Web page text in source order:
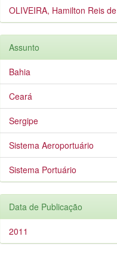
OLIVEIRA, Hamilton Reis de
Assunto
Bahia
Ceará
Sergipe
Sistema Aeroportuário
Sistema Portuário
Data de Publicação
2011